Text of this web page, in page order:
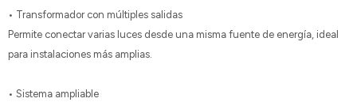
• Transformador con múltiples salidas
Permite conectar varias luces desde una misma fuente de energía, ideal
para instalaciones más amplias.
• Sistema ampliable